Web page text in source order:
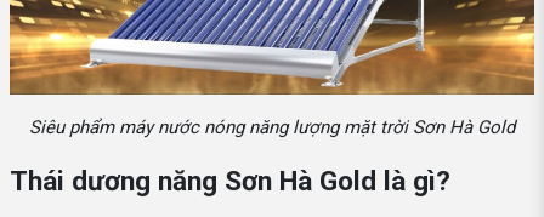
Siêu phẩm máy nước nóng năng lượng mặt trời Sơn Hà Gold
Thái dương năng Sơn Hà Gold là gì?